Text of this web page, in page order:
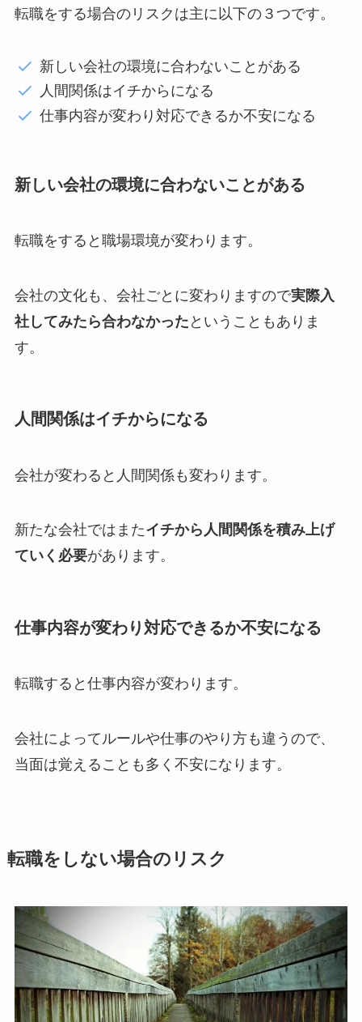
転職をする場合のリスクは主に以下の３つです。
新しい会社の環境に合わないことがある
人間関係はイチからになる
仕事内容が変わり対応できるか不安になる
新しい会社の環境に合わないことがある
転職をすると職場環境が変わります。
会社の文化も、会社ごとに変わりますので実際入
社してみたら合わなかった ということもありま
す。
人間関係はイチからになる
会社が変わると人間関係も変わります。
新たな会社ではまたイチから人間関係を積み上げ
ていく必要があります。
仕事内容が変わり対応できるか不安になる
転職すると仕事内容が変わります。
会社によってルールや仕事のやり方も違うので、
当面は覚えることも多く不安になります。
転職をしない場合のリスク